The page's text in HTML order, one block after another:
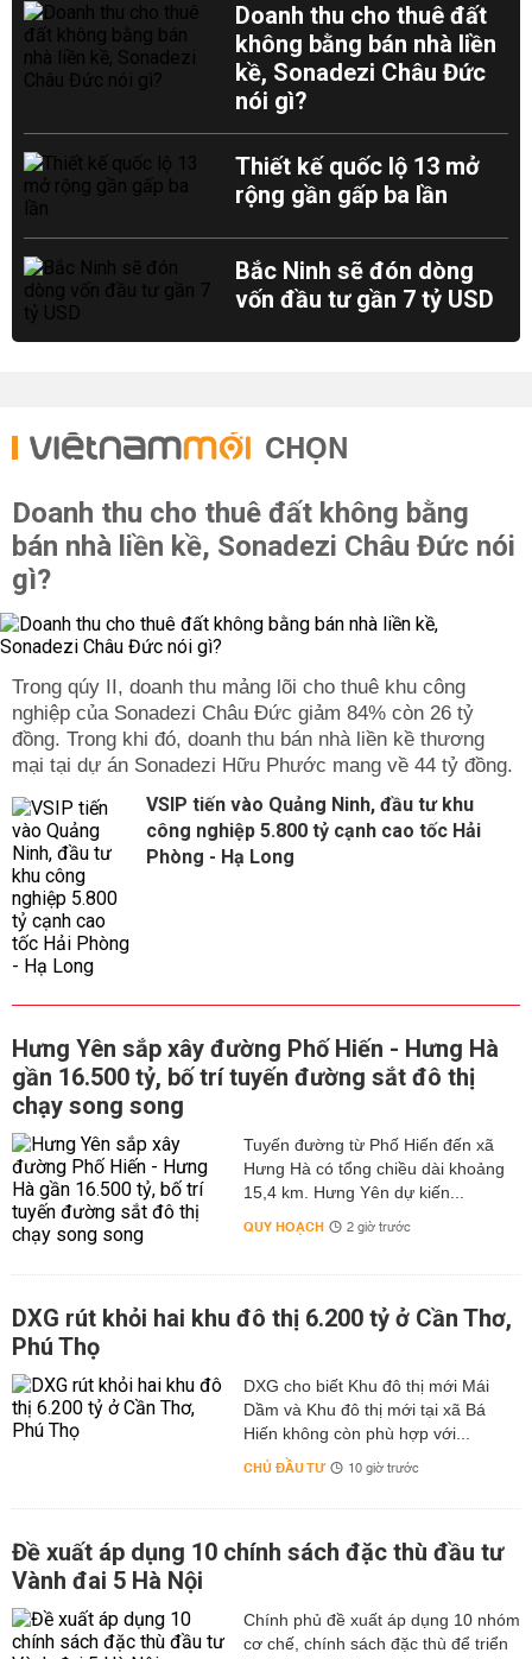
Doanh thu cho thuê đất
không bằng bán nhà liền
kề, Sonadezi Châu Đức
nói gì?
Thiết kế quốc lộ 13 mở
rộng gần gấp ba lần
Bắc Ninh sẽ đón dòng
vốn đầu tư gần 7 tỷ USD
CHỌN
Doanh thu cho thuê đất không bằng
bán nhà liền kề, Sonadezi Châu Đức nói
gì?
Trong qúy II, doanh thu mảng lõi cho thuê khu công
nghiệp của Sonadezi Châu Đức giảm 84% còn 26 tỷ
đồng. Trong khi đó, doanh thu bán nhà liền kề thương
mại tại dự án Sonadezi Hữu Phước mang về 44 tỷ đồng.
VSIP tiến vào Quảng Ninh, đầu tư khu
công nghiệp 5.800 tỷ cạnh cao tốc Hải
Phòng - Hạ Long
Hưng Yên sắp xây đường Phố Hiến - Hưng Hà
gần 16.500 tỷ, bố trí tuyến đường sắt đô thị
chạy song song
Tuyến đường từ Phố Hiến đến xã
Hưng Hà có tổng chiều dài khoảng
15,4 km. Hưng Yên dự kiến...
QUY HOẠCH 2 giờ trước
DXG rút khỏi hai khu đô thị 6.200 tỷ ở Cần Thơ,
Phú Thọ
DXG cho biết Khu đô thị mới Mái
Dầm và Khu đô thị mới tại xã Bá
Hiến không còn phù hợp với...
CHỦ ĐẦU TƯ 10 giờ trước
Đề xuất áp dụng 10 chính sách đặc thù đầu tư
Vành đai 5 Hà Nội
Chính phủ đề xuất áp dụng 10 nhóm
cơ chế, chính sách đặc thù để triển